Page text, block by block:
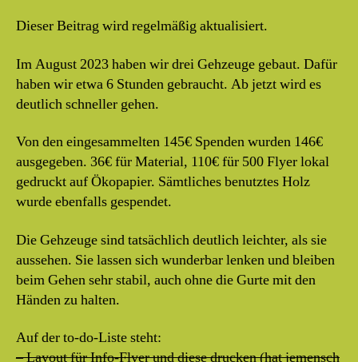
Dieser Beitrag wird regelmäßig aktualisiert.
Im August 2023 haben wir drei Gehzeuge gebaut. Dafür
haben wir etwa 6 Stunden gebraucht. Ab jetzt wird es
deutlich schneller gehen.
Von den eingesammelten 145€ Spenden wurden 146€
ausgegeben. 36€ für Material, 110€ für 500 Flyer lokal
gedruckt auf Ökopapier. Sämtliches benutztes Holz
wurde ebenfalls gespendet.
Die Gehzeuge sind tatsächlich deutlich leichter, als sie
aussehen. Sie lassen sich wunderbar lenken und bleiben
beim Gehen sehr stabil, auch ohne die Gurte mit den
Händen zu halten.
Auf der to-do-Liste steht:
– Layout für Info-Flyer und diese drucken (hat jemensch